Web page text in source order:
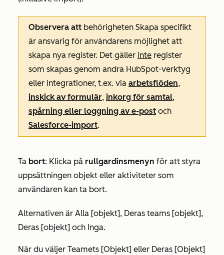
Observera att behörigheten Skapa specifikt
är ansvarig för användarens möjlighet att
skapa nya register. Det gäller inte register
som skapas genom andra HubSpot-verktyg
eller integrationer, t.ex. via arbetsflöden,
inskick av formulär, inkorg för samtal,
spårning eller loggning av e-post och
Salesforce-import.
Ta bort: Klicka på rullgardinsmenyn för att styra
uppsättningen objekt eller aktiviteter som
användaren kan ta bort.
Alternativen är Alla [objekt], Deras teams [objekt],
Deras [objekt] och Inga.
När du väljer Teamets [Objekt] eller Deras [Objekt]